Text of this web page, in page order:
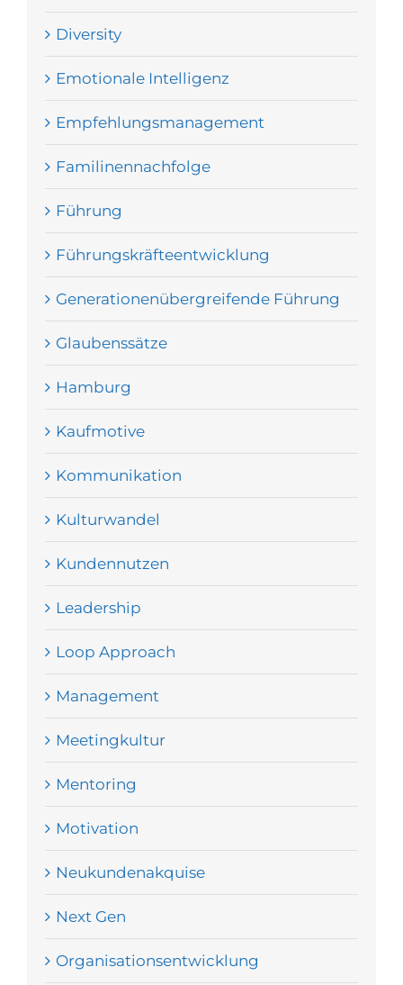
Diversity
Emotionale Intelligenz
Empfehlungsmanagement
Familinennachfolge
Führung
Führungskräfteentwicklung
Generationenübergreifende Führung
Glaubenssätze
Hamburg
Kaufmotive
Kommunikation
Kulturwandel
Kundennutzen
Leadership
Loop Approach
Management
Meetingkultur
Mentoring
Motivation
Neukundenakquise
Next Gen
Organisationsentwicklung